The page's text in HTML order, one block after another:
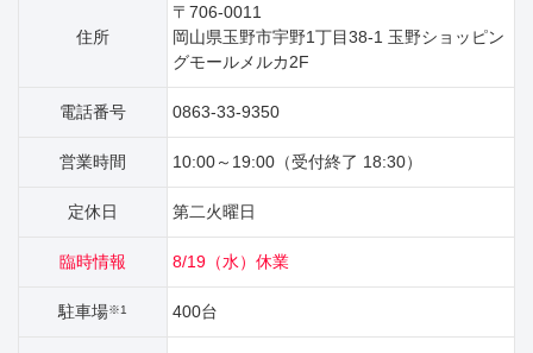
住所
〒706-0011
岡山県玉野市宇野1丁目38‐1 玉野ショッピン
グモールメルカ2F
電話番号 0863-33-9350
営業時間 10:00～19:00（受付終了 18:30）
定休日 第二火曜日
臨時情報 8/19（水）休業
駐車場※1 400台